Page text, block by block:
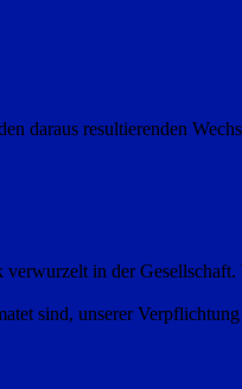
daraus resultierenden
in der
sind, unserer